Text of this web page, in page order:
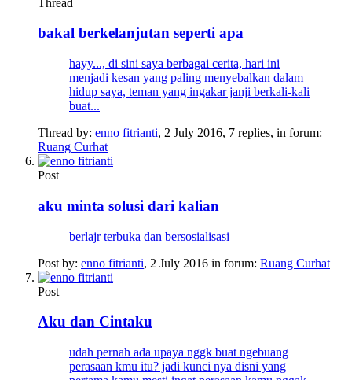
bakal berkelanjutan seperti apa
hayy..., di sini saya berbagai cerita, hari ini
menjadi kesan yang paling menyebalkan dalam
hidup saya, teman yang ingakar janji berkali-kali
buat...
Thread by: enno fitrianti, 2 July 2016, 7 replies, in forum:
Ruang Curhat
Post
aku minta solusi dari kalian
berlajr terbuka dan bersosialisasi
Post by: enno fitrianti, 2 July 2016 in forum: Ruang Curhat
Post
Aku dan Cintaku
udah pernah ada upaya nggk buat ngebuang
perasaan kmu itu? jadi kunci nya disni yang